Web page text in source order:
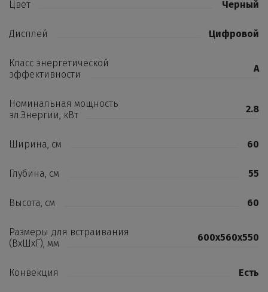
Цвет Черный
Дисплей Цифровой
Класс энергетической
эффективности
A
Номинальная мощность
эл.Энергии, кВт
2.8
Ширина, см 60
Глубина, см 55
Высота, см 60
Размеры для встраивания
(ВхШхГ), мм
600х560х550
Конвекция Есть